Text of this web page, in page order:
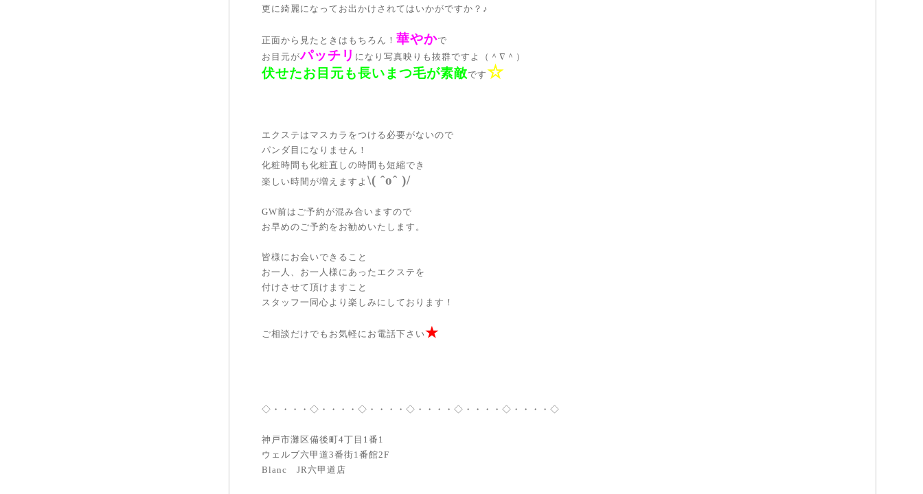
更に綺麗になってお出かけされてはいかがですか？♪
正面から見たときはもちろん！華やかで
お目元がパッチリ になり写真映りも抜群ですよ（＾∇＾）
伏せたお目元も長いまつ毛が素敵です☆
エクステはマスカラをつける必要がないので
パンダ目になりません！
化粧時間も化粧直しの時間も短縮でき
楽しい時間が増えますよ \( ˆoˆ )/
GW前はご予約が混み合いますので
お早めのご予約をお勧めいたします。
皆様にお会いできること
お一人、お一人様にあったエクステを
付けさせて頂けますこと
スタッフ一同心より楽しみにしております！
ご相談だけでもお気軽にお電話下さい★
◇・・・・◇・・・・◇・・・・◇・・・・◇・・・・◇・・・・◇
神戸市灘区備後町4丁目1番1
ウェルブ六甲道3番街1番館2F
Blanc JR六甲道店